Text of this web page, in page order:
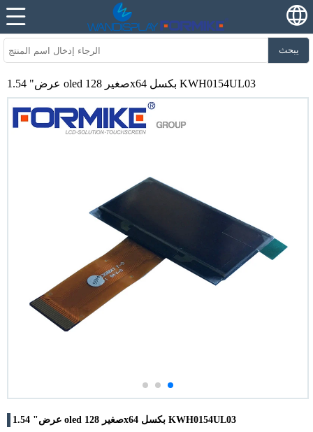
يبحث
1.54 "عرض oled صغير 128x64 بكسل KWH0154UL03
1.54 "عرض oled صغير 128x64 بكسل KWH0154UL03